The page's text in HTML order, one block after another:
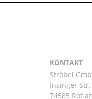
KONTAKT
Ströbel
Insinger Str.
74585 Rot